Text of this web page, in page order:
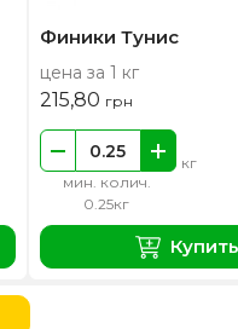
Финики Тунис
цена за 1 кг
215,80 грн
мин. колич.
0.25кг
кг
Купить